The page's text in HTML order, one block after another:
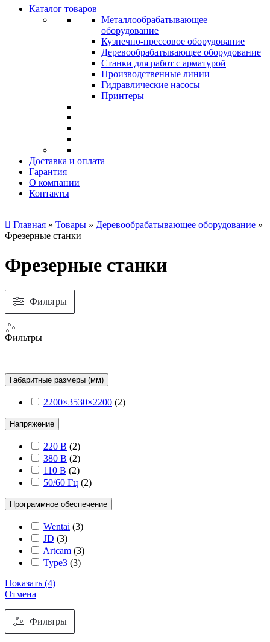
Каталог товаров
Металлообрабатывающее
оборудование
Кузнечно-прессовое оборудование
Деревообрабатывающее оборудование
Станки для работ с арматурой
Производственные линии
Гидравлические насосы
Принтеры
Доставка и оплата
Гарантия
О компании
Контакты
Главная » Товары » Деревообрабатывающее оборудование »
Фрезерные станки
Фрезерные станки
Фильтры
Фильтры
Габаритные размеры (мм)
2200×3530×2200 (2)
Напряжение
220 В (2)
380 В (2)
110 В (2)
50/60 Гц (2)
Программное обеспечение
Wentai (3)
JD (3)
Artcam (3)
Type3 (3)
Показать (4)
Отмена
Фильтры